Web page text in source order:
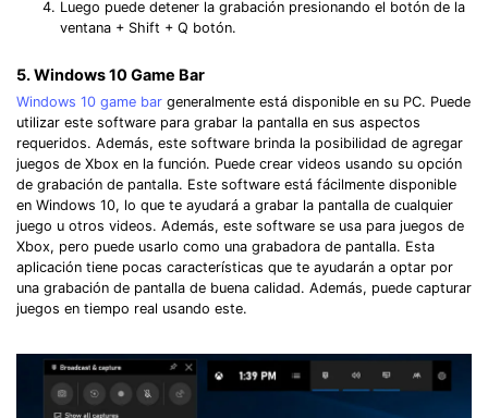
Luego puede detener la grabación presionando el botón de la
ventana + Shift + Q botón.
5. Windows 10 Game Bar
Windows 10 game bar generalmente está disponible en su PC. Puede
utilizar este software para grabar la pantalla en sus aspectos
requeridos. Además, este software brinda la posibilidad de agregar
juegos de Xbox en la función. Puede crear videos usando su opción
de grabación de pantalla. Este software está fácilmente disponible
en Windows 10, lo que te ayudará a grabar la pantalla de cualquier
juego u otros videos. Además, este software se usa para juegos de
Xbox, pero puede usarlo como una grabadora de pantalla. Esta
aplicación tiene pocas características que te ayudarán a optar por
una grabación de pantalla de buena calidad. Además, puede capturar
juegos en tiempo real usando este.